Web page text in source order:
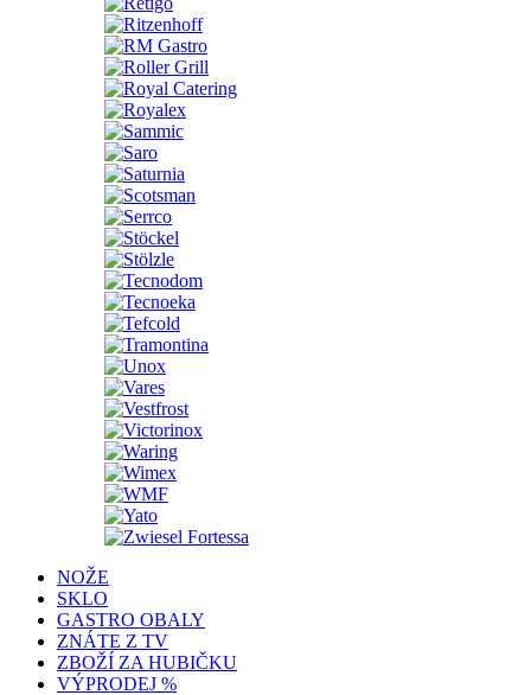
NOŽE
SKLO
GASTRO OBALY
ZNÁTE Z TV
ZBOŽÍ ZA HUBIČKU
VÝPRODEJ %